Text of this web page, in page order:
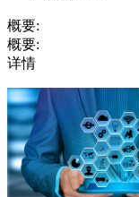
概要:
概要:
详情